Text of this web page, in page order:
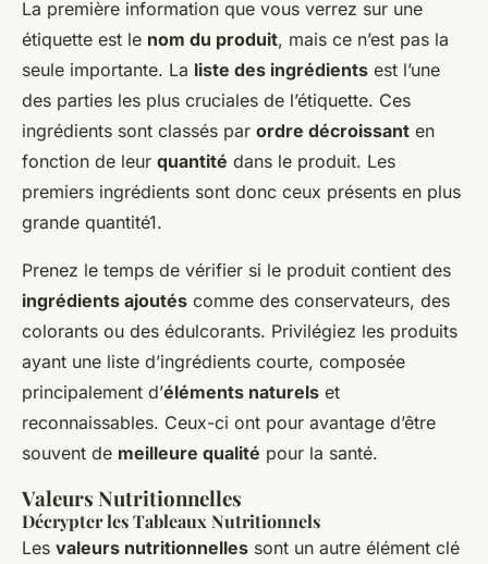
La première information que vous verrez sur une
étiquette est le nom du produit, mais ce n’est pas la
seule importante. La liste des ingrédients est l’une
des parties les plus cruciales de l’étiquette. Ces
ingrédients sont classés par ordre décroissant en
fonction de leur quantité dans le produit. Les
premiers ingrédients sont donc ceux présents en plus
grande quantité1.
Prenez le temps de vérifier si le produit contient des
ingrédients ajoutés comme des conservateurs, des
colorants ou des édulcorants. Privilégiez les produits
ayant une liste d’ingrédients courte, composée
principalement d’éléments naturels et
reconnaissables. Ceux-ci ont pour avantage d’être
souvent de meilleure qualité pour la santé.
Valeurs Nutritionnelles
Décrypter les Tableaux Nutritionnels
Les valeurs nutritionnelles sont un autre élément clé